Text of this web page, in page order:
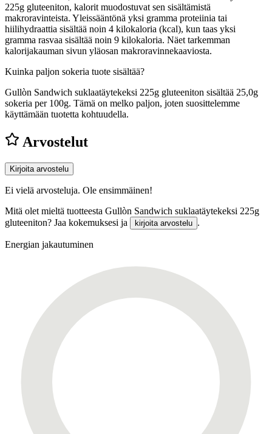
225g gluteeniton, kalorit muodostuvat sen sisältämistä
makroravinteista. Yleissääntönä yksi gramma proteiinia tai
hiilihydraattia sisältää noin 4 kilokaloria (kcal), kun taas yksi
gramma rasvaa sisältää noin 9 kilokaloria. Näet tarkemman
kalorijakauman sivun yläosan makroravinnekaaviosta.
Kuinka paljon sokeria tuote sisältää?
Gullòn Sandwich suklaatäytekeksi 225g gluteeniton sisältää 25,0g
sokeria per 100g. Tämä on melko paljon, joten suosittelemme
käyttämään tuotetta kohtuudella.
Arvostelut
Kirjoita arvostelu
Ei vielä arvosteluja. Ole ensimmäinen!
Mitä olet mieltä tuotteesta Gullòn Sandwich suklaatäytekeksi 225g
gluteeniton? Jaa kokemuksesi ja
kirjoita arvostelu .
Energian jakautuminen